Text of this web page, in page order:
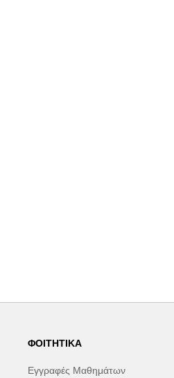
ΦΟΙΤΗΤΙΚΆ
Εγγραφές Μαθημάτων